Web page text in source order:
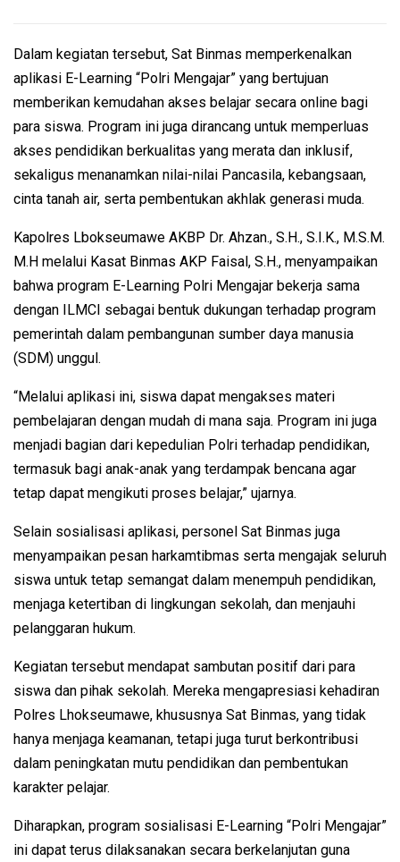
Dalam kegiatan tersebut, Sat Binmas memperkenalkan
aplikasi E-Learning “Polri Mengajar” yang bertujuan
memberikan kemudahan akses belajar secara online bagi
para siswa. Program ini juga dirancang untuk memperluas
akses pendidikan berkualitas yang merata dan inklusif,
sekaligus menanamkan nilai-nilai Pancasila, kebangsaan,
cinta tanah air, serta pembentukan akhlak generasi muda.
Kapolres Lbokseumawe AKBP Dr. Ahzan., S.H., S.I.K., M.S.M.
M.H melalui Kasat Binmas AKP Faisal, S.H., menyampaikan
bahwa program E-Learning Polri Mengajar bekerja sama
dengan ILMCI sebagai bentuk dukungan terhadap program
pemerintah dalam pembangunan sumber daya manusia
(SDM) unggul.
“Melalui aplikasi ini, siswa dapat mengakses materi
pembelajaran dengan mudah di mana saja. Program ini juga
menjadi bagian dari kepedulian Polri terhadap pendidikan,
termasuk bagi anak-anak yang terdampak bencana agar
tetap dapat mengikuti proses belajar,” ujarnya.
Selain sosialisasi aplikasi, personel Sat Binmas juga
menyampaikan pesan harkamtibmas serta mengajak seluruh
siswa untuk tetap semangat dalam menempuh pendidikan,
menjaga ketertiban di lingkungan sekolah, dan menjauhi
pelanggaran hukum.
Kegiatan tersebut mendapat sambutan positif dari para
siswa dan pihak sekolah. Mereka mengapresiasi kehadiran
Polres Lhokseumawe, khususnya Sat Binmas, yang tidak
hanya menjaga keamanan, tetapi juga turut berkontribusi
dalam peningkatan mutu pendidikan dan pembentukan
karakter pelajar.
Diharapkan, program sosialisasi E-Learning “Polri Mengajar”
ini dapat terus dilaksanakan secara berkelanjutan guna